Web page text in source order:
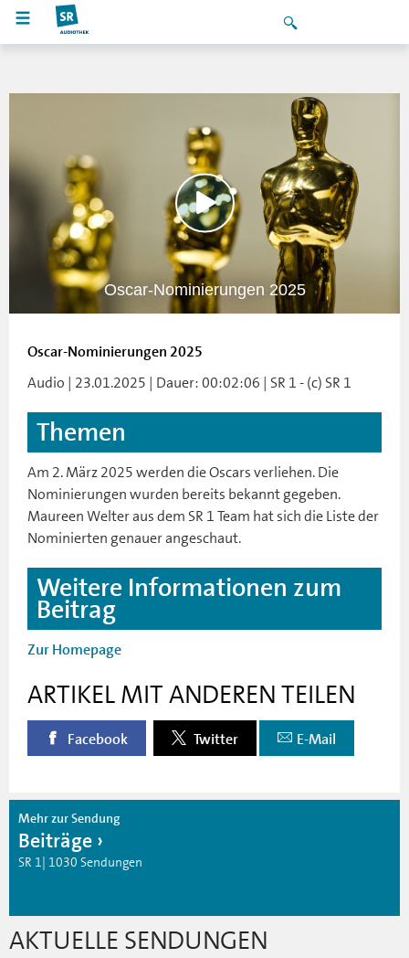
Oscar-Nominierungen 2025
Oscar-Nominierungen 2025
Audio | 23.01.2025 | Dauer: 00:02:06 | SR 1 - (c) SR 1
Themen
Am 2. März 2025 werden die Oscars verliehen. Die
Nominierungen wurden bereits bekannt gegeben.
Maureen Welter aus dem SR 1 Team hat sich die Liste der
Nominierten genauer angeschaut.
Weitere Informationen zum
Beitrag
Zur Homepage
ARTIKEL MIT ANDEREN TEILEN
Facebook Twitter E-Mail
Mehr zur Sendung
Beiträge
SR 1| 1030 Sendungen
AKTUELLE SENDUNGEN